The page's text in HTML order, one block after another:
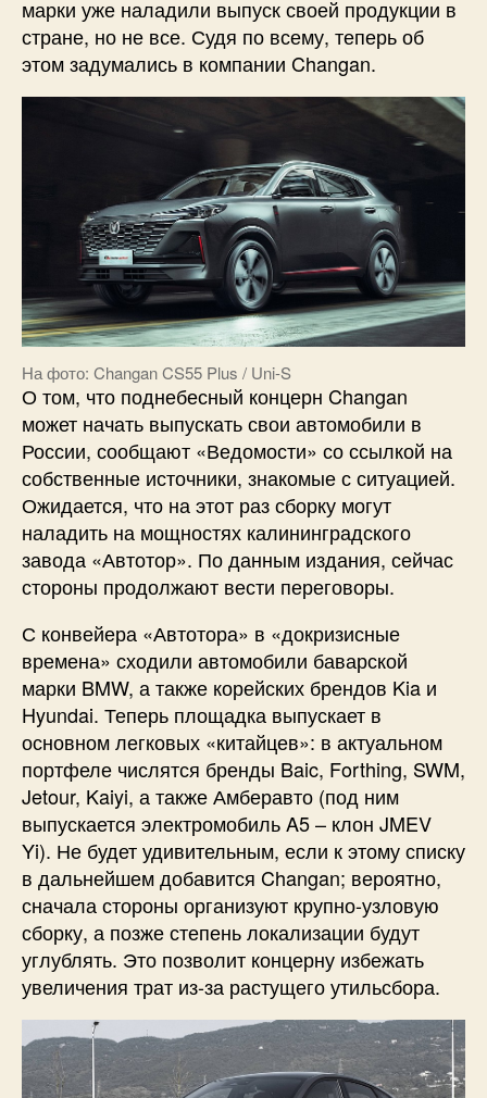
марки уже наладили выпуск своей продукции в
стране, но не все. Судя по всему, теперь об
этом задумались в компании Changan.
На фото: Changan CS55 Plus / Uni-S
О том, что поднебесный концерн Changan
может начать выпускать свои автомобили в
России, сообщают «Ведомости» со ссылкой на
собственные источники, знакомые с ситуацией.
Ожидается, что на этот раз сборку могут
наладить на мощностях калининградского
завода «Автотор». По данным издания, сейчас
стороны продолжают вести переговоры.
С конвейера «Автотора» в «докризисные
времена» сходили автомобили баварской
марки BMW, а также корейских брендов Kia и
Hyundai. Теперь площадка выпускает в
основном легковых «китайцев»: в актуальном
портфеле числятся бренды Baic, Forthing, SWM,
Jetour, Kaiyi, а также Амберавто (под ним
выпускается электромобиль A5 – клон JMEV
Yi). Не будет удивительным, если к этому списку
в дальнейшем добавится Changan; вероятно,
сначала стороны организуют крупно-узловую
сборку, а позже степень локализации будут
углублять. Это позволит концерну избежать
увеличения трат из-за растущего утильсбора.